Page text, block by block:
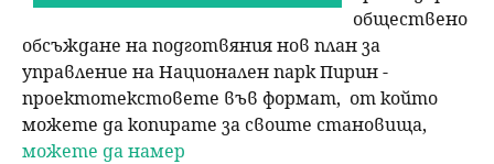
обществено
обсъждане на подготвяния нов план за
управление на Национален парк Пирин -
проектотекстовете във формат, от който
можете да копирате за своите становища,
можете да намер